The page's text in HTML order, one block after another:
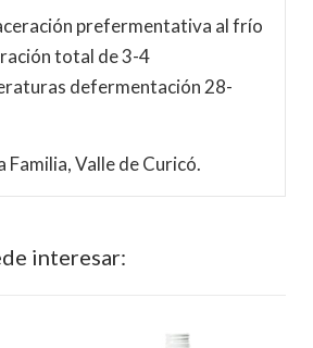
prefermentativa al frío
total de 3-4
defermentación 28-
Familia, Valle de Curicó.
interesar: